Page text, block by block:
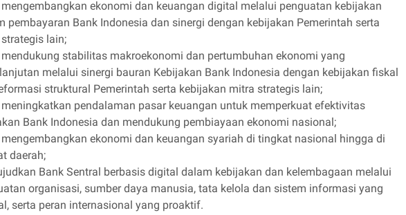
ekonomi dan keuangan digital melalui penguatan kebijakan
pembayaran Bank Indonesia dan sinergi dengan kebijakan Pemerintah serta
lain;
stabilitas makroekonomi dan pertumbuhan ekonomi yang
melalui sinergi bauran Kebijakan Bank Indonesia dengan kebijakan fiskal
struktural Pemerintah serta kebijakan mitra strategis lain;
pendalaman pasar keuangan untuk memperkuat efektivitas
Bank Indonesia dan mendukung pembiayaan ekonomi nasional;
ekonomi dan keuangan syariah di tingkat nasional hingga di
daerah;
Bank Sentral berbasis digital dalam kebijakan dan kelembagaan melalui
organisasi, sumber daya manusia, tata kelola dan sistem informasi yang
serta peran internasional yang proaktif.